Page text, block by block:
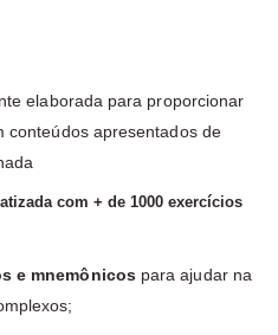
elaborada para proporcionar
conteúdos apresentados de
com + de 1000 exercícios
e mnemônicospara ajudar na